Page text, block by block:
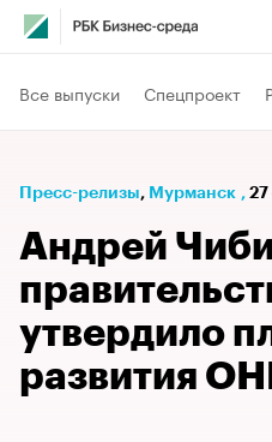
Все выпуски Спецпроект
Пресс-релизы⁠, Мурманск , 27
Андрей
утвердило
развития